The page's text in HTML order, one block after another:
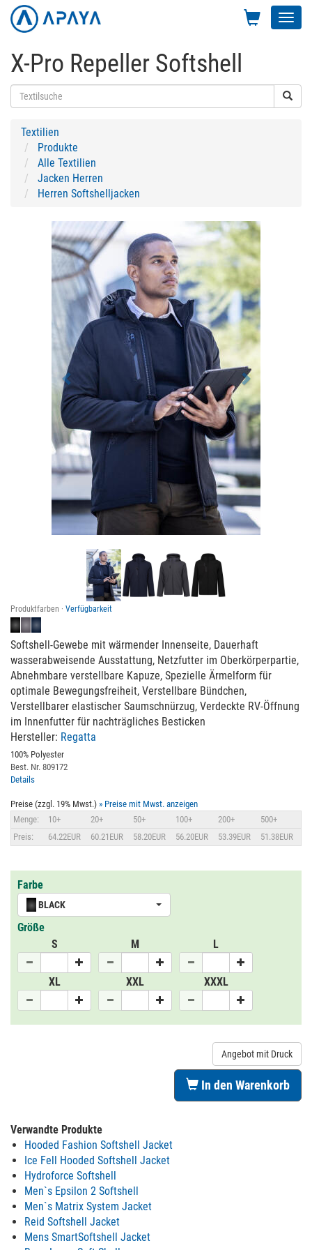
X-Pro Repeller Softshell
Textilien
Produkte
Alle Textilien
Jacken Herren
Herren Softshelljacken
Previous Next
Produktfarben · Verfügbarkeit
Softshell-Gewebe mit wärmender Innenseite, Dauerhaft
wasserabweisende Ausstattung, Netzfutter im Oberkörperpartie,
Abnehmbare verstellbare Kapuze, Spezielle Ärmelform für
optimale Bewegungsfreiheit, Verstellbare Bündchen,
Verstellbarer elastischer Saumschnürzug, Verdeckte RV-Öffnung
im Innenfutter für nachträgliches Besticken
Hersteller: Regatta
100% Polyester
Best. Nr. 809172
Details
Preise (zzgl. 19% Mwst.) » Preise mit Mwst. anzeigen
Menge:
10+ 20+ 50+ 100+ 200+
500+
Preis:
64.22EUR 60.21EUR 58.20EUR 56.20EUR 53.39EUR 51.38EUR
Farbe
BLACK
Größe
S
M L
XL XXL XXXL
Angebot mit Druck
In den Warenkorb
Verwandte Produkte
Hooded Fashion Softshell Jacket
Ice Fell Hooded Softshell Jacket
Hydroforce Softshell
Men`s Epsilon 2 Softshell
Men`s Matrix System Jacket
Reid Softshell Jacket
Mens SmartSoftshell Jacket